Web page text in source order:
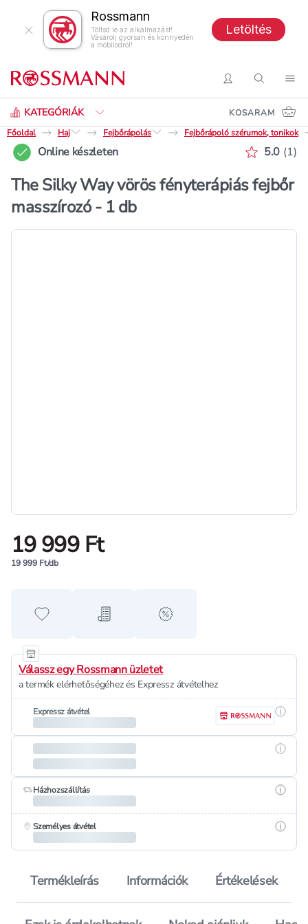
Rossmann
Töltsd le az alkalmazást!
Vásárolj gyorsan és könnyedén
a mobilodról!
Letöltés
BelépésKeresés
KATEGÓRIÁK
Keresés
KOSARAM
Főoldal
Haj Fejbőrápolás Fejbőrápoló szérumok, tonikok
Online készleten 5.0 (1)
The Silky Way vörös fényterápiás fejbőr
masszírozó - 1 db
19 999 Ft
19 999 Ft/db
Hozzáadás a kedvencekhez
Hozzáadás a bevásárló listához
alert when on sale
Válassz egy Rossmann üzletet
a termék elérhetőségéhez és Expressz átvételhez
Expressz átvétel
Házhozszállítás
Személyes átvétel
Termékleírás Információk Értékelések